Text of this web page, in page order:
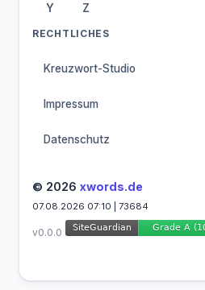
Y Z
RECHTLICHES
Kreuzwort-Studio
Impressum
Datenschutz
© 2026 xwords.de
07.08.2026 07:10 | 73684
v0.0.0